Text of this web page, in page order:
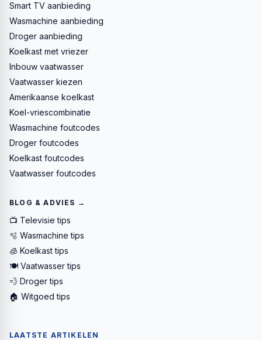
Smart TV aanbieding
Wasmachine aanbieding
Droger aanbieding
Koelkast met vriezer
Inbouw vaatwasser
Vaatwasser kiezen
Amerikaanse koelkast
Koel-vriescombinatie
Wasmachine foutcodes
Droger foutcodes
Koelkast foutcodes
Vaatwasser foutcodes
BLOG & ADVIES →
📺 Televisie tips
🫧 Wasmachine tips
🧊 Koelkast tips
🍽️ Vaatwasser tips
💨 Droger tips
🏠 Witgoed tips
LAATSTE ARTIKELEN